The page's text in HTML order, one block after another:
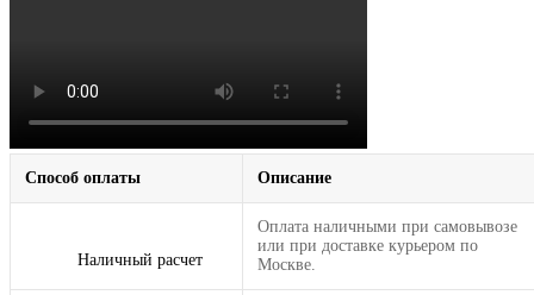
Способ оплаты Описание
Наличный расчет
Оплата наличными при самовывозе
или при доставке курьером по
Москве.